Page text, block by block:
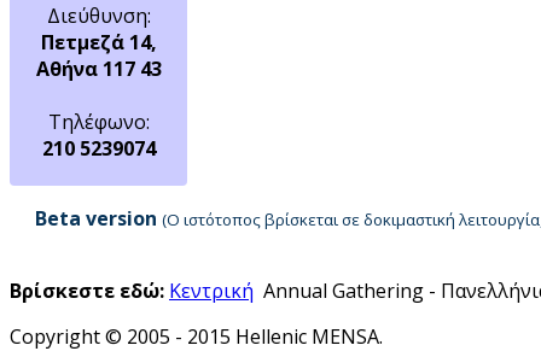
Διεύθυνση:
Πετμεζά 14,
Αθήνα 117 43
Τηλέφωνο:
210 5239074
Beta version (Ο ιστότοπος βρίσκεται σε δοκιμαστική
Βρίσκεστε εδώ: Κεντρική Annual Gathering -
Copyright © 2005 - 2015 Hellenic MENSA.